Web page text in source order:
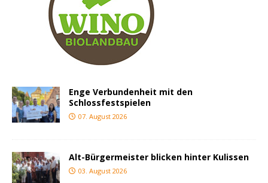
Enge Verbundenheit mit den
Schlossfestspielen
07. August 2026
Alt-Bürgermeister blicken hinter Kulissen
03. August 2026